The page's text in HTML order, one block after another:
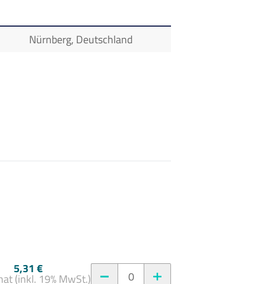
Nürnberg, Deutschland
5,31 €
(inkl. 19% MwSt.) 0